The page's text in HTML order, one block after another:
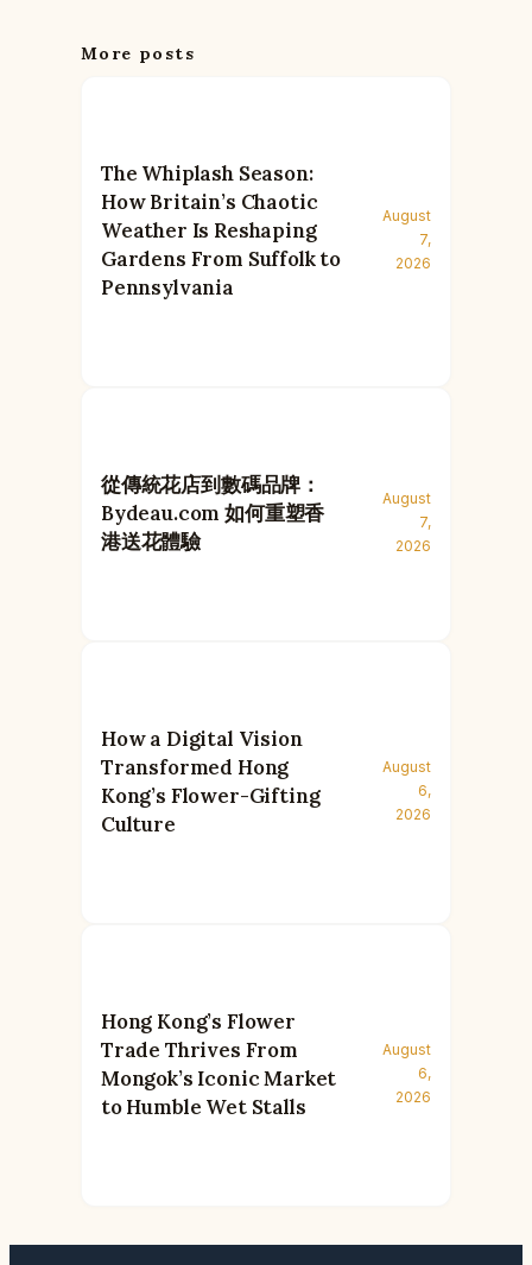
More posts
The Whiplash Season:
How Britain’s Chaotic
Weather Is Reshaping
Gardens From Suffolk to
Pennsylvania
August
7,
2026
從傳統花店到數碼品牌：
Bydeau.com 如何重塑香
港送花體驗
August
7,
2026
How a Digital Vision
Transformed Hong
Kong’s Flower-Gifting
Culture
August
6,
2026
Hong Kong’s Flower
Trade Thrives From
Mongok’s Iconic Market
to Humble Wet Stalls
August
6,
2026